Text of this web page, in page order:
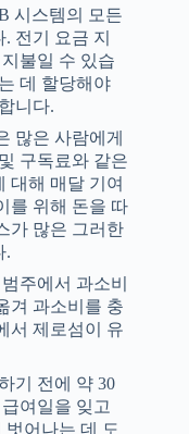
시스템의 모든
전기 요금 지
불일 수 있습
데 할당해야
니다.
많은 사람에게
구독료와 같은
대해 매달 기여
를 위해 돈을 따
가 많은 그러한
.
주에서 과소비
겨 과소비를 충
서 제로섬이 유
기 전에 약 30
여일을 잊고
어나는 데 도